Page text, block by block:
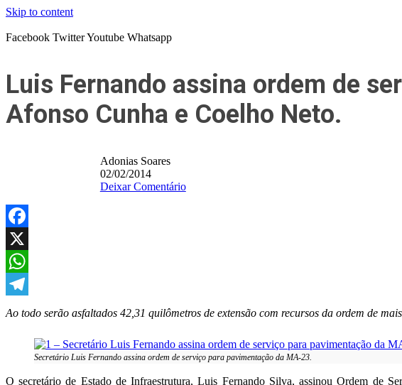
Skip to content
Facebook TwitterYoutube Whatsapp
Luis Fernando assina ordem de
Afonso Cunha e Coelho Neto.
Adonias Soares
02/02/2014
Deixar Comentário
Facebook
X
WhatsApp
Telegram
Ao todo serão asfaltados 42,31 quilômetros de extensão com recursos da ordem de
Secretário Luis Fernando assina ordem de serviço para pavimentação da MA-23.
O secretário de Estado de Infraestrutura, Luis Fernando Silva, assinou Ordem de